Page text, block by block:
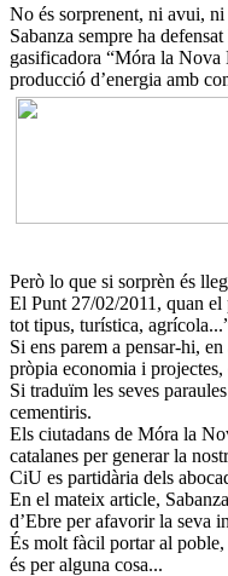
No és sorprenent, ni avui, ni
Sabanza sempre ha
gasificadora “Móra la
producció d’energia amb
Però lo que si sorprèn és
El Punt 27/02/2011, quan el
tot tipus, turística,
Si ens parem a pensar-hi,
pròpia economia i
Si traduïm les seves
cementiris.
Els ciutadans de Móra la
catalanes per generar la
CiU es partidària dels
En el mateix article,
d’Ebre per afavorir la seva
És molt fàcil portar al poble,
és per alguna cosa...